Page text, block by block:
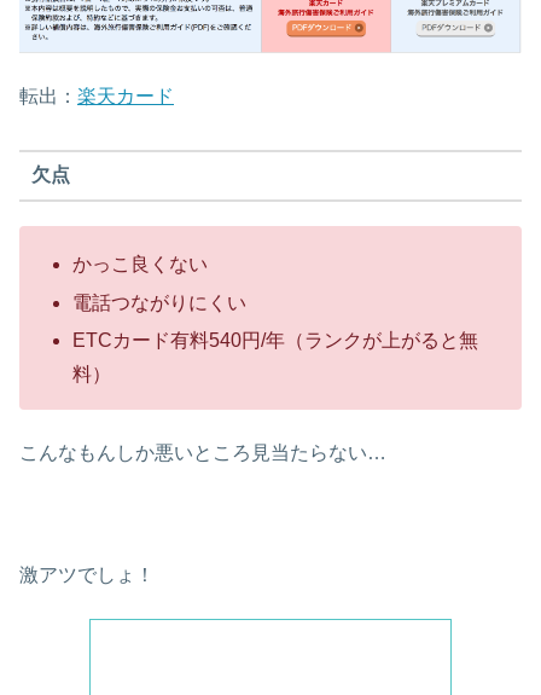
転出： 楽天カード
欠点
かっこ良くない
電話つながりにくい
ETCカード有料540円/年（ランクが上がると無
料）
こんなもんしか悪いところ見当たらない…
激アツでしょ！